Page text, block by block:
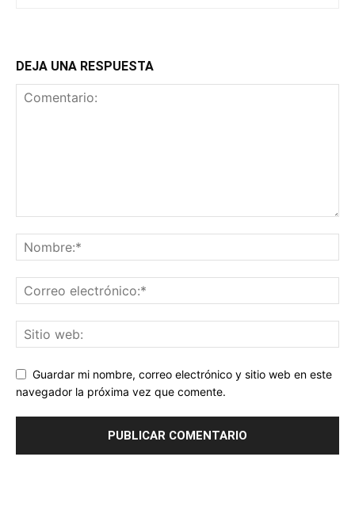
DEJA UNA RESPUESTA
Guardar mi nombre, correo electrónico y sitio web en este
navegador la próxima vez que comente.